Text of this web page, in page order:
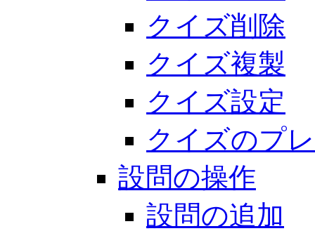
クイズ削除
クイズ複製
クイズ設定
クイズのプ
設問の操作
設問の追加